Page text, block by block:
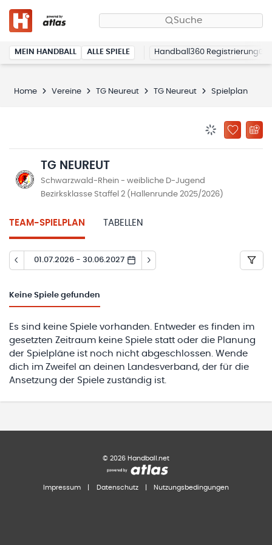
Suche
MEIN HANDBALL ALLE SPIELE Handball360 Registrierung
Home Vereine TG Neureut TG Neureut Spielplan
ZU
TG NEUREUT
Schwarzwald-Rhein - weibliche D-Jugend
Bezirksklasse Staffel 2 (Hallenrunde 2025/2026)
TEAM-SPIELPLAN TABELLEN
01.07.2026 - 30.06.2027
Keine Spiele gefunden
Es sind keine Spiele vorhanden. Entweder es finden im
gesetzten Zeitraum keine Spiele statt oder die Planung
der Spielpläne ist noch nicht abgeschlossen. Wende
dich im Zweifel an deinen Landesverband, der für die
Ansetzung der Spiele zuständig ist.
© 2026 Handball.net
Impressum Datenschutz Nutzungsbedingungen